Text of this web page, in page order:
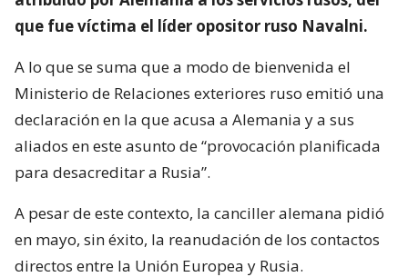
que fue víctima el líder opositor ruso Navalni.
A lo que se suma que a modo de bienvenida el
Ministerio de Relaciones exteriores ruso emitió una
declaración en la que acusa a Alemania y a sus
aliados en este asunto de “provocación planificada
para desacreditar a Rusia”.
A pesar de este contexto, la canciller alemana pidió
en mayo, sin éxito, la reanudación de los contactos
directos entre la Unión Europea y Rusia.